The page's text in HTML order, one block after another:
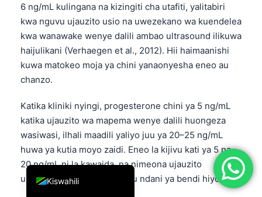
6 ng/mL kulingana na kizingiti cha utafiti, yalitabiri
kwa nguvu ujauzito usio na uwezekano wa kuendelea
kwa wanawake wenye dalili ambao ultrasound ilikuwa
haijulikani (Verhaegen et al., 2012). Hii haimaanishi
kuwa matokeo moja ya chini yanaonyesha eneo au
chanzo.
Katika kliniki nyingi, progesterone chini ya 5 ng/mL
katika ujauzito wa mapema wenye dalili huongeza
wasiwasi, ilhali maadili yaliyo juu ya 20–25 ng/mL
huwa ya kutia moyo zaidi. Eneo la kijivu kati ya 5 na
20 ng/mL ni la kawaida, na nimeona ujauzito
unaoendelea na pia upotevu ndani ya bendi hiyo.
Kiswahili
English
Deutsch
العربية
Français
עִבְרִית
Italiano
Español
Português
Ελληνικά